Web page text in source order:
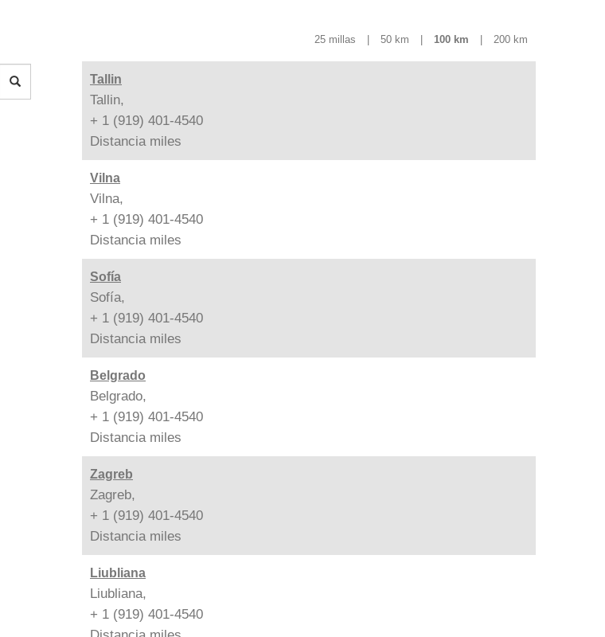
25 millas 50 km 100 km 200 km
Tallin
Tallin,
+ 1 (919) 401-4540
Distancia miles
Vilna
Vilna,
+ 1 (919) 401-4540
Distancia miles
Sofía
Sofía,
+ 1 (919) 401-4540
Distancia miles
Belgrado
Belgrado,
+ 1 (919) 401-4540
Distancia miles
Zagreb
Zagreb,
+ 1 (919) 401-4540
Distancia miles
Liubliana
Liubliana,
+ 1 (919) 401-4540